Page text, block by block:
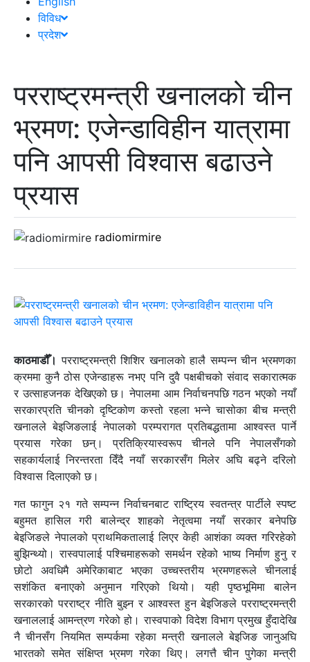
विविध
प्रदेश
परराष्ट्रमन्त्री खनालको चीन
भ्रमण: एजेन्डाविहीन यात्रामा
पनि आपसी विश्वास बढाउने
प्रयास
radiomirmire
काठमाडौँ। परराष्ट्रमन्त्री शिशिर खनालको हालै सम्पन्न चीन भ्रमणका
क्रममा कुनै ठोस एजेन्डाहरू नभए पनि दुवै पक्षबीचको संवाद सकारात्मक
र उत्साहजनक देखिएको छ। नेपालमा आम निर्वाचनपछि गठन भएको नयाँ
सरकारप्रति चीनको दृष्टिकोण कस्तो रहला भन्ने चासोका बीच मन्त्री
खनालले बेइजिङलाई नेपालको परम्परागत प्रतिबद्धतामा आश्वस्त पार्ने
प्रयास गरेका छन्। प्रतिक्रियास्वरूप चीनले पनि नेपालसँगको
सहकार्यलाई निरन्तरता दिँदै नयाँ सरकारसँग मिलेर अघि बढ्ने दरिलो
विश्वास दिलाएको छ।
गत फागुन २१ गते सम्पन्न निर्वाचनबाट राष्ट्रिय स्वतन्त्र पार्टीले स्पष्ट
बहुमत हासिल गरी बालेन्द्र शाहको नेतृत्वमा नयाँ सरकार बनेपछि
बेइजिङले नेपालको प्राथमिकतालाई लिएर केही आशंका व्यक्त गरिरहेको
बुझिन्थ्यो। रास्वपालाई पश्चिमाहरूको समर्थन रहेको भाष्य निर्माण हुनु र
छोटो अवधिमै अमेरिकाबाट भएका उच्चस्तरीय भ्रमणहरूले चीनलाई
सशंकित बनाएको अनुमान गरिएको थियो। यही पृष्ठभूमिमा बालेन
सरकारको परराष्ट्र नीति बुझ्न र आश्वस्त हुन बेइजिङले परराष्ट्रमन्त्री
खनाललाई आमन्त्रण गरेको हो। रास्वपाको विदेश विभाग प्रमुख हुँदादेखि
नै चीनसँग नियमित सम्पर्कमा रहेका मन्त्री खनालले बेइजिङ जानुअघि
भारतको समेत संक्षिप्त भ्रमण गरेका थिए। लगत्तै चीन पुगेका मन्त्री